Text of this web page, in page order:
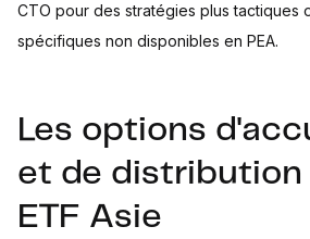
CTO pour des stratégies plus tactiques
spécifiques non disponibles en PEA.
Les options
et de distribution
ETF Asie